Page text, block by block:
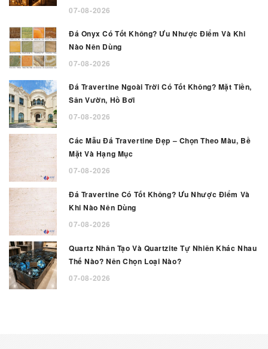
07-08-2026
Đá Onyx Có Tốt Không? Ưu Nhược Điểm Và Khi
Nào Nên Dùng
07-08-2026
Đá Travertine Ngoài Trời Có Tốt Không? Mặt Tiền,
Sân Vườn, Hồ Bơi
07-08-2026
Các Mẫu Đá Travertine Đẹp – Chọn Theo Màu, Bề
Mặt Và Hạng Mục
07-08-2026
Đá Travertine Có Tốt Không? Ưu Nhược Điểm Và
Khi Nào Nên Dùng
07-08-2026
Quartz Nhân Tạo Và Quartzite Tự Nhiên Khác Nhau
Thế Nào? Nên Chọn Loại Nào?
07-08-2026